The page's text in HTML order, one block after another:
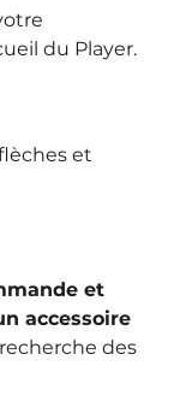
du Player.
et
et
accessoire
des